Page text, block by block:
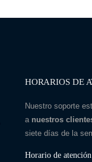
HORARIOS DE
Nuestro soporte
a nuestros
siete días de la
Horario de